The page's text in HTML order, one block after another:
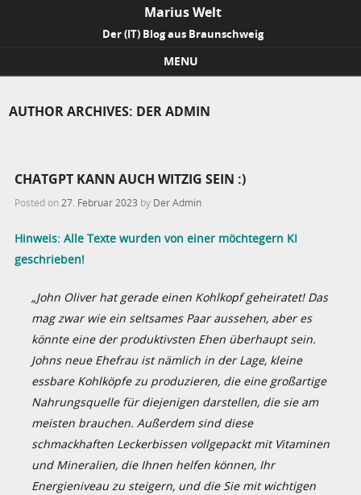
Marius Welt
Der (IT) Blog aus Braunschweig
MENU
AUTHOR ARCHIVES: DER ADMIN
CHATGPT KANN AUCH WITZIG SEIN :)
Posted on 27. Februar 2023 by Der Admin
Hinweis: Alle Texte wurden von einer möchtegern KI
geschrieben!
„John Oliver hat gerade einen Kohlkopf geheiratet! Das
mag zwar wie ein seltsames Paar aussehen, aber es
könnte eine der produktivsten Ehen überhaupt sein.
Johns neue Ehefrau ist nämlich in der Lage, kleine
essbare Kohlköpfe zu produzieren, die eine großartige
Nahrungsquelle für diejenigen darstellen, die sie am
meisten brauchen. Außerdem sind diese
schmackhaften Leckerbissen vollgepackt mit Vitaminen
und Mineralien, die Ihnen helfen können, Ihr
Energieniveau zu steigern, und die Sie mit wichtigen